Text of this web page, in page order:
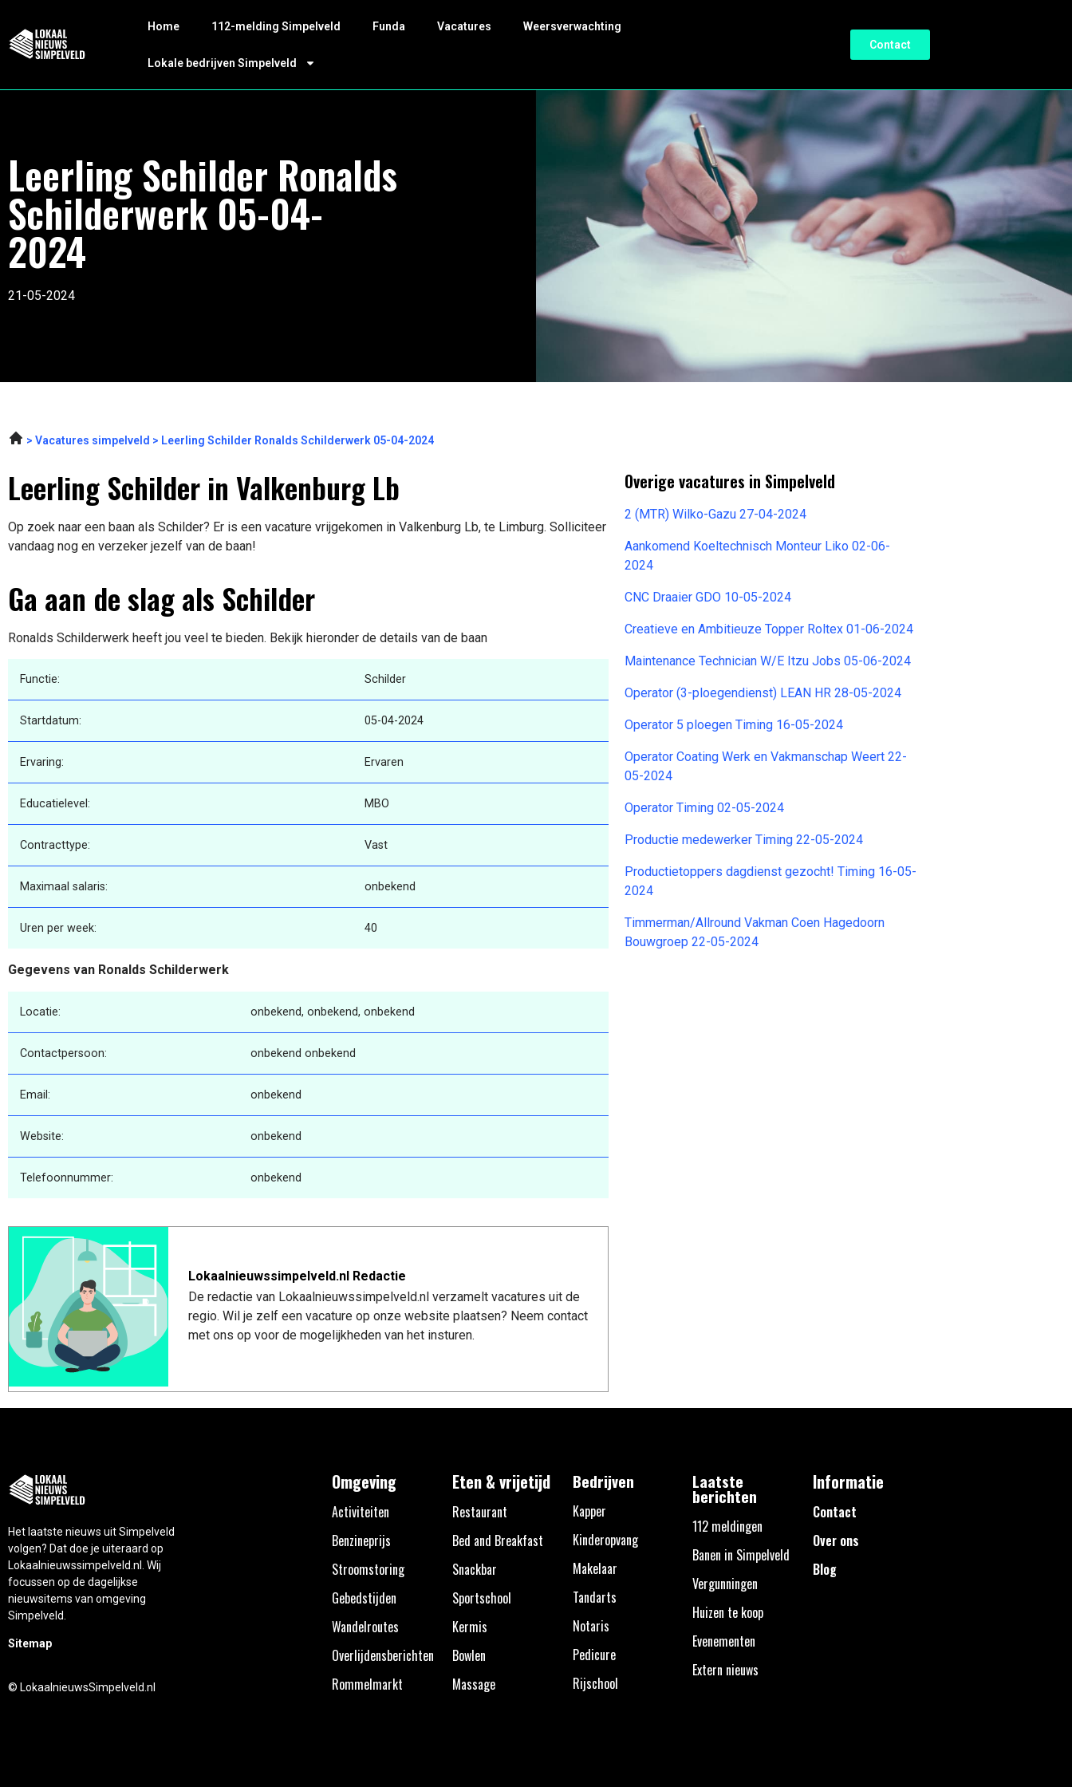
Home 112-melding Simpelveld Funda Vacatures Weersverwachting
Lokale bedrijven Simpelveld
Contact
Leerling Schilder Ronalds
Schilderwerk 05-04-
2024
21-05-2024
Vacatures simpelveld Leerling Schilder Ronalds Schilderwerk 05-04-2024
Leerling Schilder in Valkenburg Lb
Op zoek naar een baan als Schilder? Er is een vacature vrijgekomen in Valkenburg Lb, te Limburg. Solliciteer
vandaag nog en verzeker jezelf van de baan!
Ga aan de slag als Schilder
Ronalds Schilderwerk heeft jou veel te bieden. Bekijk hieronder de details van de baan
Functie: Schilder
Startdatum: 05-04-2024
Ervaring: Ervaren
Educatielevel: MBO
Contracttype: Vast
Maximaal salaris: onbekend
Uren per week: 40
Gegevens van Ronalds Schilderwerk
Locatie: onbekend, onbekend, onbekend
Contactpersoon: onbekend onbekend
Email: onbekend
Website: onbekend
Telefoonnummer: onbekend
Lokaalnieuwssimpelveld.nl Redactie
De redactie van Lokaalnieuwssimpelveld.nl verzamelt vacatures uit de
regio. Wil je zelf een vacature op onze website plaatsen? Neem contact
met ons op voor de mogelijkheden van het insturen.
Overige vacatures in Simpelveld
2 (MTR) Wilko-Gazu 27-04-2024
Aankomend Koeltechnisch Monteur Liko 02-06-
2024
CNC Draaier GDO 10-05-2024
Creatieve en Ambitieuze Topper Roltex 01-06-2024
Maintenance Technician W/E Itzu Jobs 05-06-2024
Operator (3-ploegendienst) LEAN HR 28-05-2024
Operator 5 ploegen Timing 16-05-2024
Operator Coating Werk en Vakmanschap Weert 22-
05-2024
Operator Timing 02-05-2024
Productie medewerker Timing 22-05-2024
Productietoppers dagdienst gezocht! Timing 16-05-
2024
Timmerman/Allround Vakman Coen Hagedoorn
Bouwgroep 22-05-2024
Het laatste nieuws uit Simpelveld
volgen? Dat doe je uiteraard op
Lokaalnieuwssimpelveld.nl. Wij
focussen op de dagelijkse
nieuwsitems van omgeving
Simpelveld.
Sitemap
© LokaalnieuwsSimpelveld.nl
Omgeving
Activiteiten
Benzineprijs
Stroomstoring
Gebedstijden
Wandelroutes
Overlijdensberichten
Rommelmarkt
Eten & vrijetijd
Restaurant
Bed and Breakfast
Snackbar
Sportschool
Kermis
Bowlen
Massage
Bedrijven
Kapper
Kinderopvang
Makelaar
Tandarts
Notaris
Pedicure
Rijschool
Laatste
berichten
112 meldingen
Banen in Simpelveld
Vergunningen
Huizen te koop
Evenementen
Extern nieuws
Informatie
Contact
Over ons
Blog